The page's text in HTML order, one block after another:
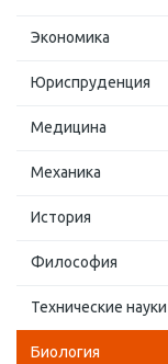
Экономика
Юриспруденция
Медицина
Механика
История
Философия
Технические науки
Биология